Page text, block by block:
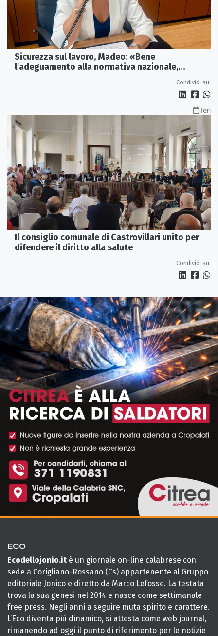
Sicurezza sul lavoro, Madeo: «Bene
l'adeguamento alla normativa nazionale,
Condividi su:
Ieri
Il consiglio comunale di Castrovillari unito per
difendere il diritto alla salute
Condividi su:
ECO
Ecodellojonio.it è un giornale on-line calabrese con
sede a Corigliano-Rossano (Cs) appartenente al Gruppo
editoriale Jonico e diretto da Marco Lefosse. La testata
trova la sua genesi nel 2014 e nasce come settimanale
free press. Negli anni a seguire muta spirito e carattere.
L’Eco diventa più dinamico, si attesta come web journal,
rimanendo ad oggi il punto di riferimento per le notizie